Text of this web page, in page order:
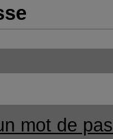
mot de